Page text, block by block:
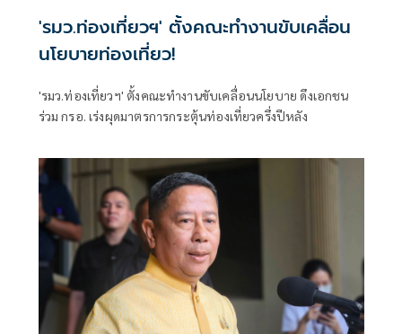
'รมว.ท่องเที่ยวฯ' ตั้งคณะทำงานขับเคลื่อน
นโยบายท่องเที่ยว!
'รมว.ท่องเที่ยวฯ' ตั้งคณะทำงานขับเคลื่อนนโยบาย ดึงเอกชน
ร่วม กรอ. เร่งผุดมาตรการกระตุ้นท่องเที่ยวครึ่งปีหลัง